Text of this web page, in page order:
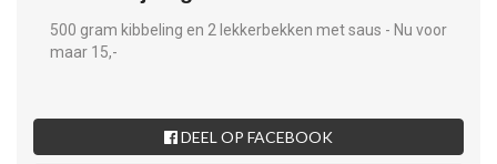
500 gram kibbeling en 2 lekkerbekken met saus - Nu voor
maar 15,-
DEEL OP FACEBOOK